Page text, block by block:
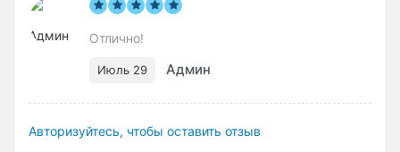
Отлично!
Июль 29 Админ
Авторизуйтесь, чтобы оставить отзыв